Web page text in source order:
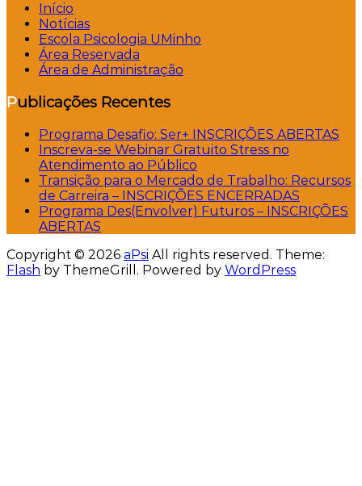
Início
Notícias
Escola Psicologia UMinho
Área Reservada
Área de Administração
Publicações Recentes
Programa Desafio: Ser+ INSCRIÇÕES ABERTAS
Inscreva-se Webinar Gratuito Stress no
Atendimento ao Público
Transição para o Mercado de Trabalho: Recursos
de Carreira – INSCRIÇÕES ENCERRADAS
Programa Des(Envolver) Futuros – INSCRIÇÕES
ABERTAS
Copyright © 2026 aPsi All rights reserved. Theme:
Flash by ThemeGrill. Powered by WordPress